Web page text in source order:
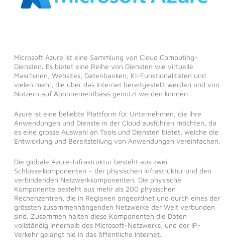
Microsoft Azure ist eine Sammlung von Cloud Computing-
Diensten. Es bietet eine Reihe von Diensten wie virtuelle
Maschinen, Websites, Datenbanken, KI-Funktionalitäten und
vielen mehr, die über das Internet bereitgestellt werden und von
Nutzern auf Abonnementbasis genutzt werden können.
Azure ist eine beliebte Plattform für Unternehmen, die ihre
Anwendungen und Dienste in der Cloud ausführen möchten, da
es eine grosse Auswahl an Tools und Diensten bietet, welche die
Entwicklung und Bereitstellung von Anwendungen vereinfachen.
Die globale Azure-Infrastruktur besteht aus zwei
Schlüsselkomponenten – der physischen Infrastruktur und den
verbindenden Netzwerkkomponenten. Die physische
Komponente besteht aus mehr als 200 physischen
Rechenzentren, die in Regionen angeordnet und durch eines der
grössten zusammenhängenden Netzwerke der Welt verbunden
sind. Zusammen halten diese Komponenten die Daten
vollständig innerhalb des Microsoft-Netzwerks, und der IP-
Verkehr gelangt nie in das öffentliche Internet.